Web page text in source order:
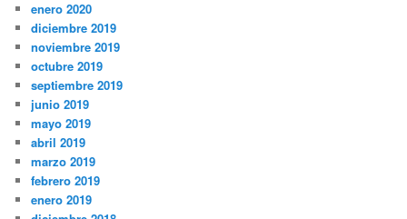
enero 2020
diciembre 2019
noviembre 2019
octubre 2019
septiembre 2019
junio 2019
mayo 2019
abril 2019
marzo 2019
febrero 2019
enero 2019